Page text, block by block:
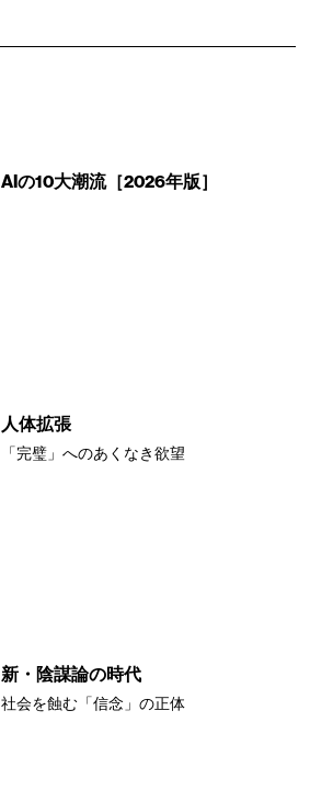
AIの10大潮流［2026年版］
人体拡張
「完璧」へのあくなき欲望
新・陰謀論の時代
社会を蝕む「信念」の正体